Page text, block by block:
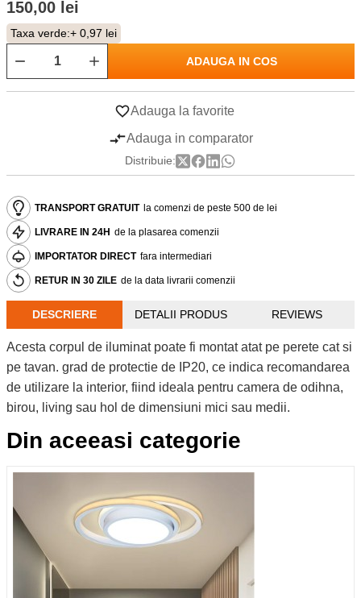
150,00 lei
Taxa verde:+ 0,97 lei
ADAUGA IN COS
Adauga la favorite
Adauga in comparator
Distribuie:
TRANSPORT GRATUIT la comenzi de peste 500 de lei
LIVRARE IN 24H de la plasarea comenzii
IMPORTATOR DIRECT fara intermediari
RETUR IN 30 ZILE de la data livrarii comenzii
DESCRIERE DETALII PRODUS REVIEWS
Acesta corpul de iluminat poate fi montat atat pe perete cat si
pe tavan. grad de protectie de IP20, ce indica recomandarea
de utilizare la interior, fiind ideala pentru camera de odihna,
birou, living sau hol de dimensiuni mici sau medii.
Din aceeasi categorie